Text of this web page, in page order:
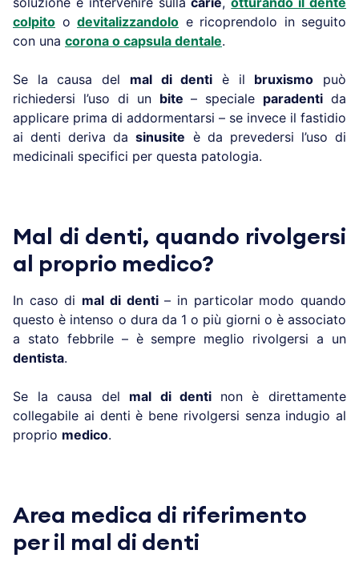
colpito o devitalizzandolo e ricoprendolo in seguito
con una corona o capsula dentale.
Se la causa del mal di denti è il bruxismo può
richiedersi l’uso di un bite – speciale paradenti da
applicare prima di addormentarsi – se invece il fastidio
ai denti deriva dasinusite è da prevedersi l’uso di
medicinali specifici per questa patologia.
Mal di denti, quando rivolgersi
al proprio medico?
In caso di mal di denti– in particolar modo quando
questo è intenso o dura da 1 o più giorni o è associato
a stato febbrile – è sempre meglio rivolgersi a un
dentista.
Se la causa del mal di denti non è direttamente
collegabile ai denti è bene rivolgersi senza indugio al
proprio medico.
Area medica di riferimento
per il mal di denti